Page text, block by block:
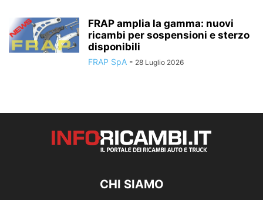
FRAP amplia la gamma: nuovi
ricambi per sospensioni e sterzo
disponibili
FRAP SpA - 28 Luglio 2026
CHI SIAMO